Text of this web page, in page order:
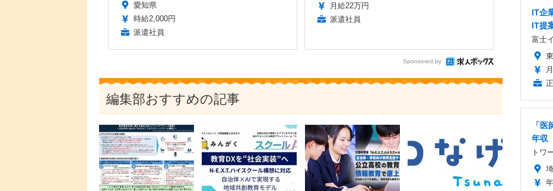
愛知県
時給2,000円
派遣社員
月給22万円
派遣社員
Sponsored by
編集部おすすめの記事
IT企
IT提
富士
「
年収
トワ